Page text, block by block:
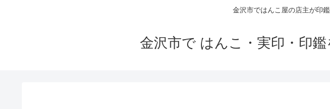
金沢市ではんこ屋の店主が印
金沢市で はんこ・実印・印